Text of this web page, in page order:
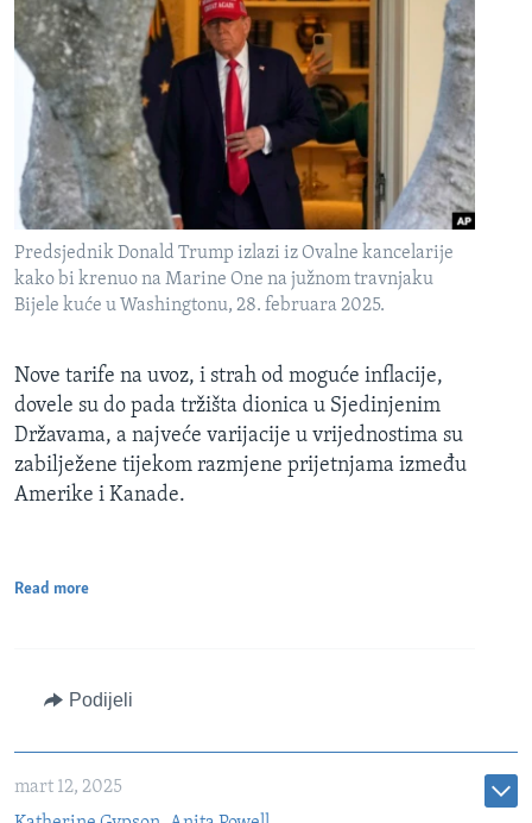
Predsjednik Donald Trump izlazi iz Ovalne kancelarije
kako bi krenuo na Marine One na južnom travnjaku
Bijele kuće u Washingtonu, 28. februara 2025.
Nove tarife na uvoz, i strah od moguće inflacije,
dovele su do pada tržišta dionica u Sjedinjenim
Državama, a najveće varijacije u vrijednostima su
zabilježene tijekom razmjene prijetnjama između
Amerike i Kanade.
Read more
Podijeli
mart 12, 2025